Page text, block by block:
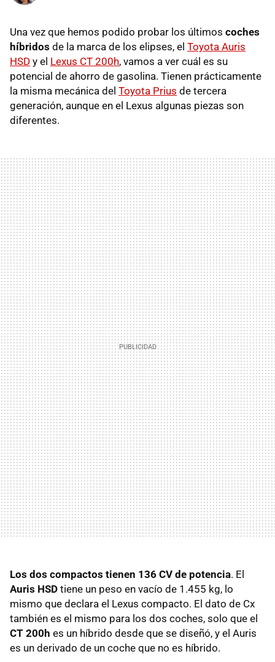
Una vez que hemos podido probar los últimos coches
híbridos de la marca de los elipses, el Toyota Auris
HSD y el Lexus CT 200h, vamos a ver cuál es su
potencial de ahorro de gasolina. Tienen prácticamente
la misma mecánica del Toyota Prius de tercera
generación, aunque en el Lexus algunas piezas son
diferentes.
Los dos compactos tienen 136 CV de potencia. El
Auris HSD tiene un peso en vacío de 1.455 kg, lo
mismo que declara el Lexus compacto. El dato de Cx
también es el mismo para los dos coches, solo que el
CT 200h es un híbrido desde que se diseñó, y el Auris
es un derivado de un coche que no es híbrido.